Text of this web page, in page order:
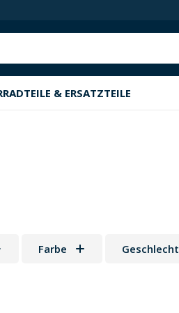
& ERSATZTEILE
Farbe Geschlecht